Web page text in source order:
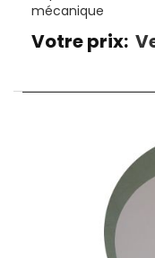
mécanique
Votre prix: